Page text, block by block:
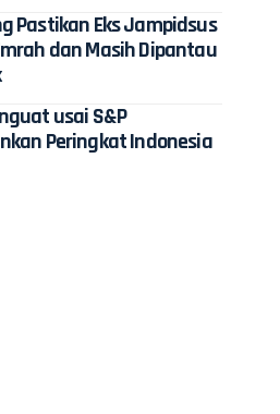
Pastikan Eks Jampidsus
dan Masih Dipantau
usai S&P
Peringkat Indonesia